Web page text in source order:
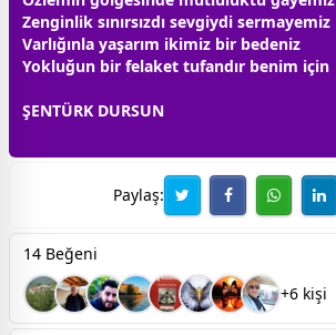
Zenginlik sınırsızdı sevgiydi sermayemiz
Varlığınla yaşarım ikimiz bir bedeniz
Yokluğun bir felaket tufandır benim için
ŞENTÜRK DURSUN
Paylaş:
14 Beğeni
+6 kişi